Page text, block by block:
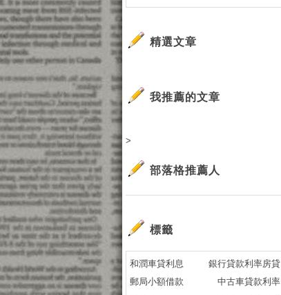
精選文章
我推薦的文章
>
部落格推薦人
標籤
和潤車貸利息
銀行貸款利率房貸
郵局小額借款
中古車貸款利率